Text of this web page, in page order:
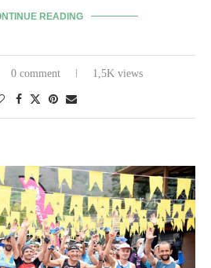
READING
0 comment 1,5K views